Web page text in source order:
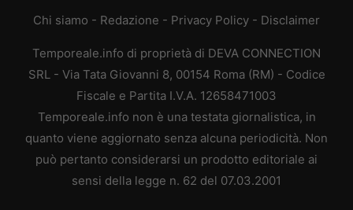
Chi siamo - Redazione - Privacy Policy - Disclaimer
Temporeale.info di proprietà di DEVA CONNECTION
SRL - Via Tata Giovanni 8, 00154 Roma (RM) - Codice
Fiscale e Partita I.V.A. 12658471003
Temporeale.info non è una testata giornalistica, in
quanto viene aggiornato senza alcuna periodicità. Non
può pertanto considerarsi un prodotto editoriale ai
sensi della legge n. 62 del 07.03.2001